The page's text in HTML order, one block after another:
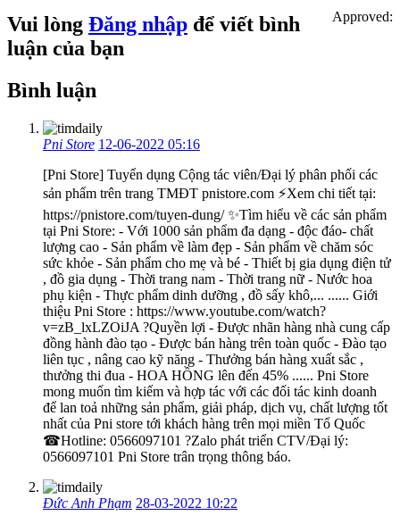
Approved:
Vui lòng Đăng nhập để viết bình
luận của bạn
Bình luận
Pni Store 12-06-2022 05:16
[Pni Store] Tuyển dụng Cộng tác viên/Đại lý phân phối các
sản phẩm trên trang TMĐT pnistore.com ⚡Xem chi tiết tại:
https://pnistore.com/tuyen-dung/ ✨Tìm hiểu về các sản phẩm
tại Pni Store: - Với 1000 sản phẩm đa dạng - độc đáo- chất
lượng cao - Sản phẩm về làm đẹp - Sản phẩm về chăm sóc
sức khỏe - Sản phẩm cho mẹ và bé - Thiết bị gia dụng điện tử
, đồ gia dụng - Thời trang nam - Thời trang nữ - Nước hoa
phụ kiện - Thực phẩm dinh dưỡng , đồ sấy khô,... ...... Giới
thiệu Pni Store : https://www.youtube.com/watch?
v=zB_lxLZOiJA ?Quyền lợi - Được nhãn hàng nhà cung cấp
đồng hành đào tạo - Được bán hàng trên toàn quốc - Đào tạo
liên tục , nâng cao kỹ năng - Thưởng bán hàng xuất sắc ,
thưởng thi đua - HOA HỒNG lên đến 45% ...... Pni Store
mong muốn tìm kiếm và hợp tác với các đối tác kinh doanh
để lan toả những sản phẩm, giải pháp, dịch vụ, chất lượng tốt
nhất của Pni store tới khách hàng trên mọi miền Tổ Quốc
☎Hotline: 0566097101 ?Zalo phát triển CTV/Đại lý:
0566097101 Pni Store trân trọng thông báo.
Đức Anh Phạm 28-03-2022 10:22